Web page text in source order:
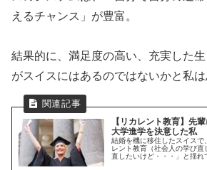
えるチャンス」が豊富。
結果的に、満足度の高い、充実した
がスイスにはあるのではないかと私は
【リカレント教育】先
大学進学を決意した私
結婚を機に移住したスイス
レント教育（社会人の学び
直したいけど・・・」と揺れ